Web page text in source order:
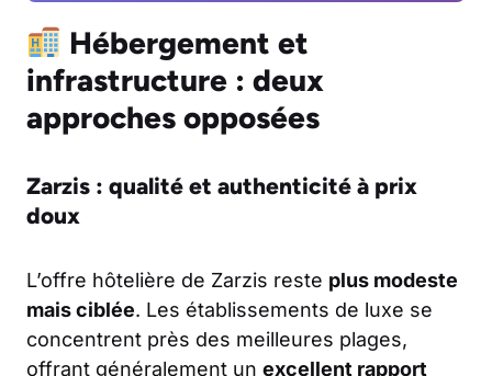
Hébergement et
infrastructure : deux
approches opposées
Zarzis : qualité et authenticité à prix
doux
L’offre hôtelière de Zarzis reste plus modeste
mais ciblée. Les établissements de luxe se
concentrent près des meilleures plages,
offrant généralement un excellent rapport